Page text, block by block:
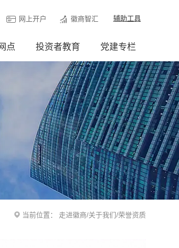
辅助工具
网上开户 徽商智汇
点 投资者教育 党建专栏
当前位置： 走进徽商/关于我们/荣誉资质